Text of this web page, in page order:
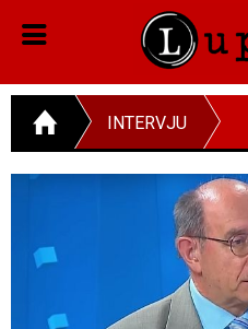
INTERVJU